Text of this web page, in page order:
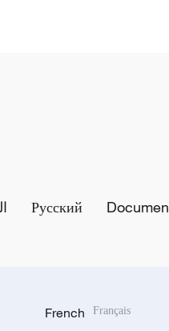
Русский
French Français